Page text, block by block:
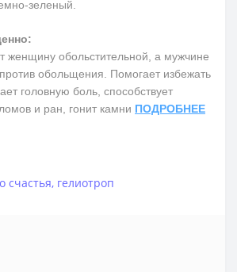
зеленый.
обольстительной, а мужчине
обольщения. Помогает избежать
головную боль, способствует
и ран, гонит камни ПОДРОБНЕЕ
счастья, гелиотроп